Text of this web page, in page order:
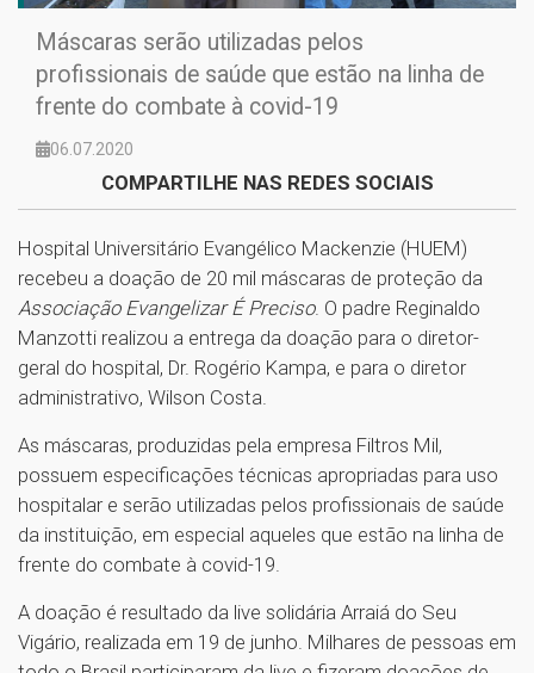
Máscaras serão utilizadas pelos
profissionais de saúde que estão na linha de
frente do combate à covid-19
06.07.2020
COMPARTILHE NAS REDES SOCIAIS
Hospital Universitário Evangélico Mackenzie (HUEM)
recebeu a doação de 20 mil máscaras de proteção da
Associação Evangelizar É Preciso. O padre Reginaldo
Manzotti realizou a entrega da doação para o diretor-
geral do hospital, Dr. Rogério Kampa, e para o diretor
administrativo, Wilson Costa.
As máscaras, produzidas pela empresa Filtros Mil,
possuem especificações técnicas apropriadas para uso
hospitalar e serão utilizadas pelos profissionais de saúde
da instituição, em especial aqueles que estão na linha de
frente do combate à covid-19.
A doação é resultado da live solidária Arraiá do Seu
Vigário, realizada em 19 de junho. Milhares de pessoas em